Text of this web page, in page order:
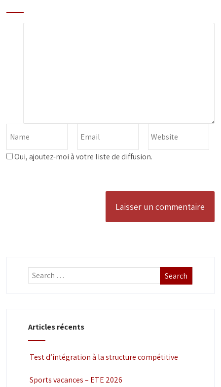
Oui, ajoutez-moi à votre liste de diffusion.
Articles récents
Test d’intégration à la structure compétitive
Sports vacances – ETE 2026